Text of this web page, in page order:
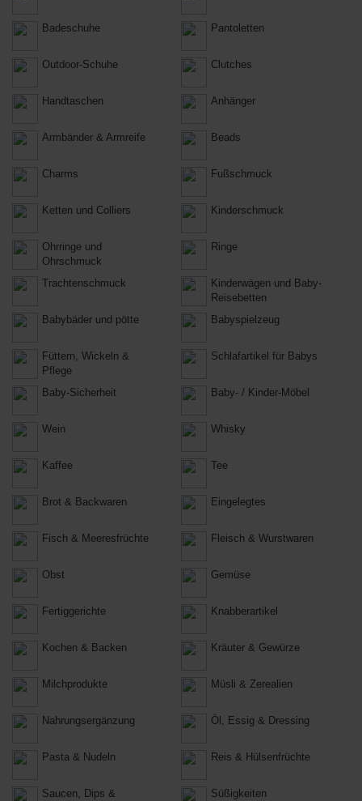
Badeschuhe Pantoletten
Outdoor-Schuhe Clutches
Handtaschen Anhänger
Armbänder & Armreife Beads
Charms Fußschmuck
Ketten und Colliers Kinderschmuck
Ohrringe und
Ohrschmuck
Ringe
Trachtenschmuck
Kinderwägen und Baby-
Reisebetten
Babybäder und pötte
Babyspielzeug
Füttern, Wickeln &
Pflege
Schlafartikel für Babys
Baby-Sicherheit Baby- / Kinder-Möbel
Wein Whisky
Kaffee Tee
Brot & Backwaren Eingelegtes
Fisch & Meeresfrüchte Fleisch & Wurstwaren
Obst Gemüse
Fertiggerichte Knabberartikel
Kochen & Backen Kräuter & Gewürze
Milchprodukte Müsli & Zerealien
Nahrungsergänzung Öl, Essig & Dressing
Pasta & Nudeln Reis & Hülsenfrüchte
Saucen, Dips &
Süßigkeiten